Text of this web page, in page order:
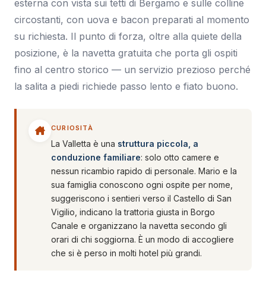
esterna con vista sui tetti di Bergamo e sulle colline
circostanti, con uova e bacon preparati al momento
su richiesta. Il punto di forza, oltre alla quiete della
posizione, è la navetta gratuita che porta gli ospiti
fino al centro storico — un servizio prezioso perché
la salita a piedi richiede passo lento e fiato buono.
CURIOSITÀ
La Valletta è una struttura piccola, a
conduzione familiare: solo otto camere e
nessun ricambio rapido di personale. Mario e la
sua famiglia conoscono ogni ospite per nome,
suggeriscono i sentieri verso il Castello di San
Vigilio, indicano la trattoria giusta in Borgo
Canale e organizzano la navetta secondo gli
orari di chi soggiorna. È un modo di accogliere
che si è perso in molti hotel più grandi.